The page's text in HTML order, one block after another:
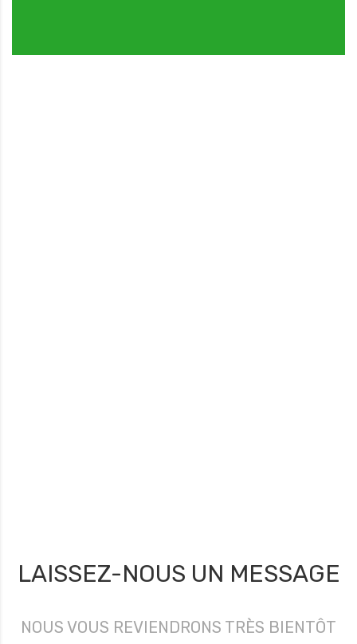
LAISSEZ-NOUS UN MESSAGE
NOUS VOUS REVIENDRONS TRÈS BIENTÔT